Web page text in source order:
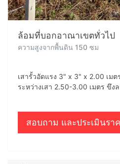
ล้อมที่บอกอาณาเขตทั่วไป
ความสูงจากพื้นดิน 150 ซม
เสารั้วอัดแรง 3" x 3" x 2.00 เม
ระหว่างเสา 2.50-3.00 เมตร ขึ
สอบถาม และประเมินรา